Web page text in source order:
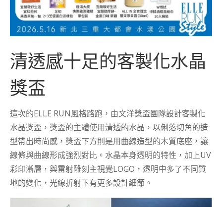
清透感十足的客製化水晶
獎盃
這次的ELLE RUN風格路跑，由文洋獎盃團隊設計客製化
水晶獎盃，獎盃的主體使用清透的水晶，以俐落切角的造
型帶出時尚感，獎盃下方則是用曲線造型的木質底座，讓
線條與曲線形成強烈對比。水晶本身透明的特性，加上UV
彩印漸層，與雷射雕刻主視覺LOGO，透明中多了不同質
地的變化，光線折射下有更多設計細節。